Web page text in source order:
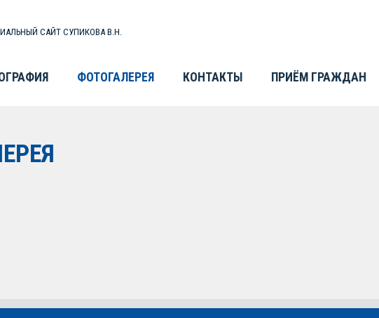
САЙТ СУПИКОВА В.Н.
ФОТОГАЛЕРЕЯ КОНТАКТЫ ПРИЁМ ГРАЖДАН